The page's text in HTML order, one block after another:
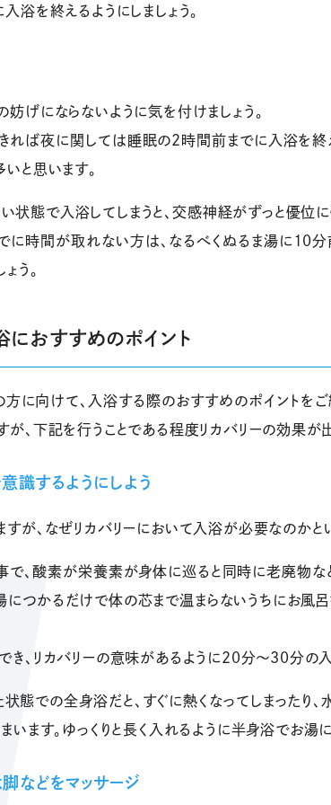
浴を終えるようにしましょう。
げにならないように気を付けましょう。
きれば夜に関しては睡眠の2時間前までに入浴を
と思います。
態で入浴してしまうと、交感神経がずっと優位
に時間が取れない方は、なるべくぬるま湯に10
う。
におすすめのポイント
方に向けて、入浴する際のおすすめのポイントを
、下記を行うことである程度リカバリーの効果が
識するようにしよう
が、なぜリカバリーにおいて入浴が必要なのかと
で、酸素が栄養素が身体に巡ると同時に老廃物な
につかるだけで体の芯まで温まらないうちにお風
、リカバリーの意味があるように20分～30分の入
態での全身浴だと、すぐに熱くなってしまったり
います。ゆっくりと長く入れるように半身浴でお湯に
などをマッサージ